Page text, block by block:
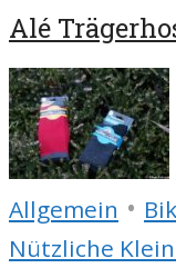
Alé
Allgemein •
Nützliche